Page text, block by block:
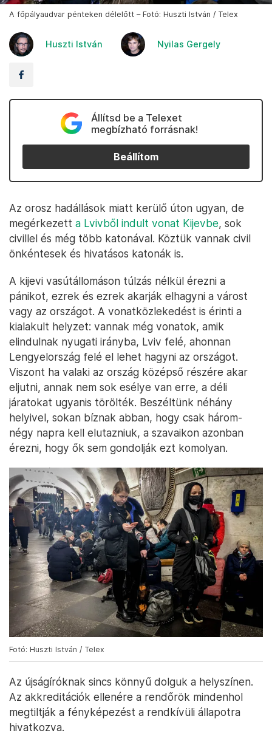
A főpályaudvar pénteken délelőtt – Fotó: Huszti István / Telex
Huszti István Nyilas Gergely
Állítsd be a Telexet
megbízható forrásnak!
Beállítom
Az orosz hadállások miatt kerülő úton ugyan, de
megérkezett a Lvivből indult vonat Kijevbe, sok
civillel és még több katonával. Köztük vannak civil
önkéntesek és hivatásos katonák is.
A kijevi vasútállomáson túlzás nélkül érezni a
pánikot, ezrek és ezrek akarják elhagyni a várost
vagy az országot. A vonatközlekedést is érinti a
kialakult helyzet: vannak még vonatok, amik
elindulnak nyugati irányba, Lviv felé, ahonnan
Lengyelország felé el lehet hagyni az országot.
Viszont ha valaki az ország középső részére akar
eljutni, annak nem sok esélye van erre, a déli
járatokat ugyanis törölték. Beszéltünk néhány
helyivel, sokan bíznak abban, hogy csak három-
négy napra kell elutazniuk, a szavaikon azonban
érezni, hogy ők sem gondolják ezt komolyan.
Fotó: Huszti István / Telex
Az újságíróknak sincs könnyű dolguk a helyszínen.
Az akkreditációk ellenére a rendőrök mindenhol
megtiltják a fényképezést a rendkívüli állapotra
hivatkozva.